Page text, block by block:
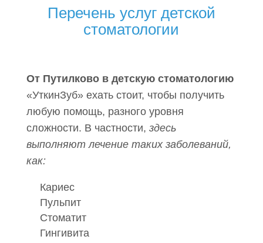
Перечень услуг детской
стоматологии
От Путилково в детскую стоматологию
«УткинЗуб» ехать стоит, чтобы получить
любую помощь, разного уровня
сложности. В частности, здесь
выполняют лечение таких заболеваний,
как:
Кариес
Пульпит
Стоматит
Гингивита